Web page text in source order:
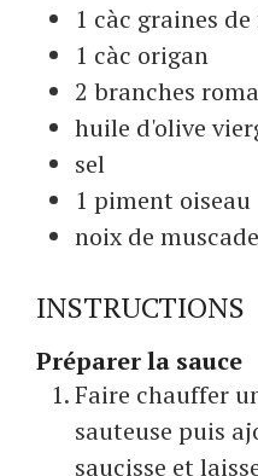
1 càc graines
1 càc origan
2 branches
huile d'olive
sel
1 piment oiseau
noix de muscade
INSTRUCTIONS
Préparer la sauce
Faire chauffer
sauteuse puis
saucisse et